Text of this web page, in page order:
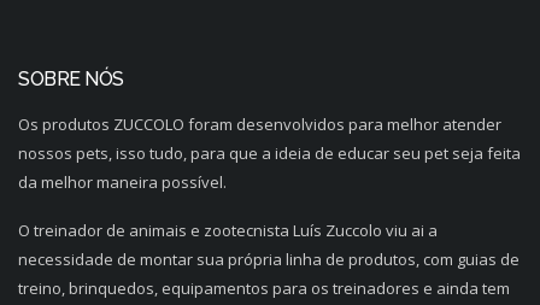
SOBRE NÓS
Os produtos ZUCCOLO foram desenvolvidos para melhor atender
nossos pets, isso tudo, para que a ideia de educar seu pet seja feita
da melhor maneira possível.
O treinador de animais e zootecnista Luís Zuccolo viu ai a
necessidade de montar sua própria linha de produtos, com guias de
treino, brinquedos, equipamentos para os treinadores e ainda tem